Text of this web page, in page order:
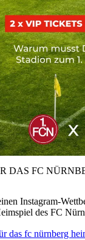
DAS FC
Instagram-
des FC
das fc nürnberg